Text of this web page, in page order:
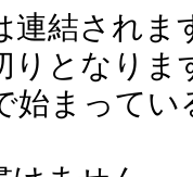
連結されま
りとなりま
始まって